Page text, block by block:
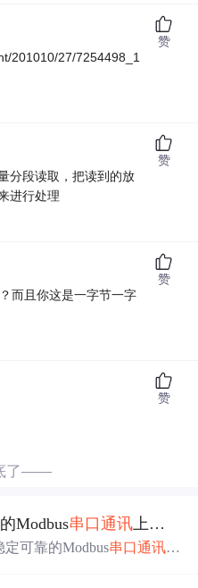
201010/27/7254498_1
赞
分段读取，把读到的放
进行处理
赞
而且你这是一字节一字
赞
赞
了——
Modbus串口通讯上位机
定可靠的Modbus串口通讯上